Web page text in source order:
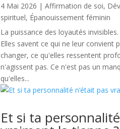
4 Mai 2026 |Affirmation de soi,
spirituel, Épanouissement féminin
La puissance des loyautés
Elles savent ce qui ne leur convient
changer, ce qu'elles ressentent
n'agissent pas. Ce n'est pas un
qu'elles...
Et si ta